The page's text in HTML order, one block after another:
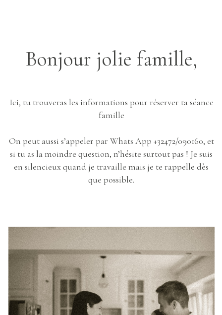
Bonjour jolie famille,
Ici, tu trouveras les informations pour réserver ta séance
famille
On peut aussi s’appeler par Whats App +32472/090160, et
si tu as la moindre question, n’hésite surtout pas ! Je suis
en silencieux quand je travaille mais je te rappelle dès
que possible.